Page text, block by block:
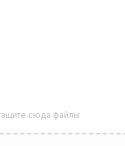
сюда файлы